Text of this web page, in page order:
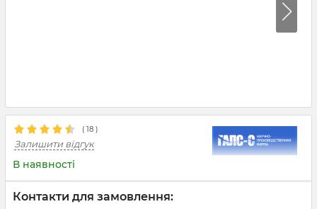
( 18 )
Залишити відгук
В наявності
Контакти для замовлення: